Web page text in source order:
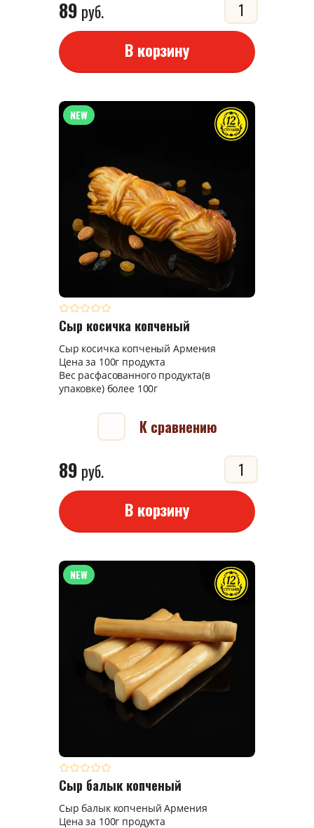
89 руб.
В корзину
NEW
Сыр косичка копченый
Сыр косичка копченый Армения
Цена за 100г продукта
Вес расфасованного продукта(в
упаковке) более 100г
К сравнению
89 руб.
В корзину
NEW
Сыр балык копченый
Сыр балык копченый Армения
Цена за 100г продукта